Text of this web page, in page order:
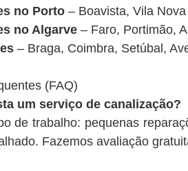
no Porto – Boavista, Vila
no Algarve – Faro, Portimão,
– Braga, Coimbra, Setúbal,
(FAQ)
um serviço de canalização?
de trabalho: pequenas
Fazemos avaliação